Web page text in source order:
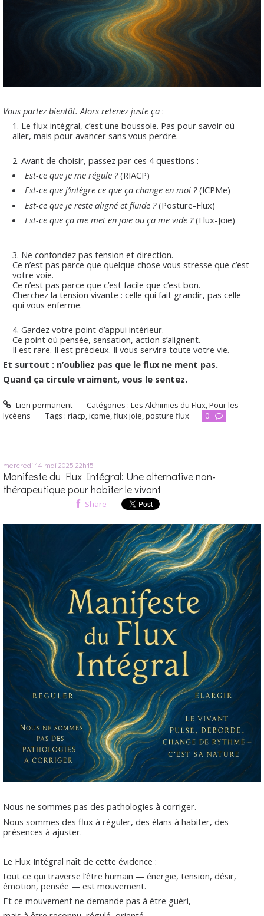
Vous partez bientôt. Alors retenez juste ça :
Le flux intégral, c’est une boussole. Pas pour savoir où
aller, mais pour avancer sans vous perdre.
Avant de choisir, passez par ces 4 questions :
Est-ce que je me régule ?(RIACP)
Est-ce que j’intègre ce que ça change en moi ?(ICPMe)
Est-ce que je reste aligné et fluide ?(Posture-Flux)
Est-ce que ça me met en joie ou ça me vide ?(Flux-Joie)
Ne confondez pas tension et direction.
Ce n’est pas parce que quelque chose vous stresse que c’est
votre voie.
Ce n’est pas parce que c’est facile que c’est bon.
Cherchez la tension vivante : celle qui fait grandir, pas celle
qui vous enferme.
Gardez votre point d’appui intérieur.
Ce point où pensée, sensation, action s’alignent.
Il est rare. Il est précieux. Il vous servira toute votre vie.
Et surtout : n’oubliez pas que le flux ne ment pas.
Quand ça circule vraiment, vous le sentez.
Lien permanent Catégories :Les Alchimies du Flux ,Pour les
lycéens
Tags : riacp icpme flux joie posture flux 0
mercredi 14 mai 2025 22h15
Manifeste du Flux Intégral: Une alternative non-
thérapeutique pour habiter le vivant
Share
Nous ne sommes pas des pathologies à corriger.
Nous sommes des flux à réguler, des élans à habiter, des
présences à ajuster.
Le Flux Intégral naît de cette évidence :
tout ce qui traverse l’être humain — énergie, tension, désir,
émotion, pensée — est mouvement.
Et ce mouvement ne demande pas à être guéri,